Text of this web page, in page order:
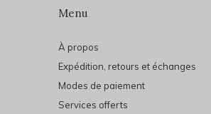
Menu
À propos
Expédition, retours et échanges
Modes de paiement
Services offerts